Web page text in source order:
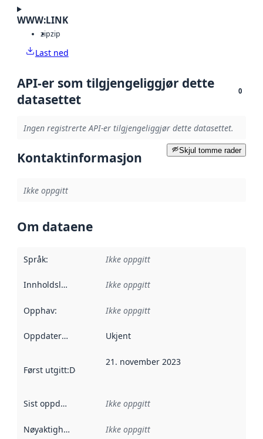
WWW:LINK
zipzip
Last ned
API-er som tilgjengeliggjør dette
datasettet
0
Ingen registrerte API-er tilgjengeliggjør dette datasettet.
Skjul tomme rader
Kontaktinformasjon
Ikke oppgitt
Om dataene
Språk: Ikke oppgitt
Innholdsleverandører :
Ikke oppgitt
Opphav: Ikke oppgitt
Oppdateringsfrekvens :
Ukjent
Først utgitt:Denne datoen sier når dataene i dette
21. november 2023
Sist oppdatert Ikke oppgitt
Nøyaktighet Ikke oppgitt